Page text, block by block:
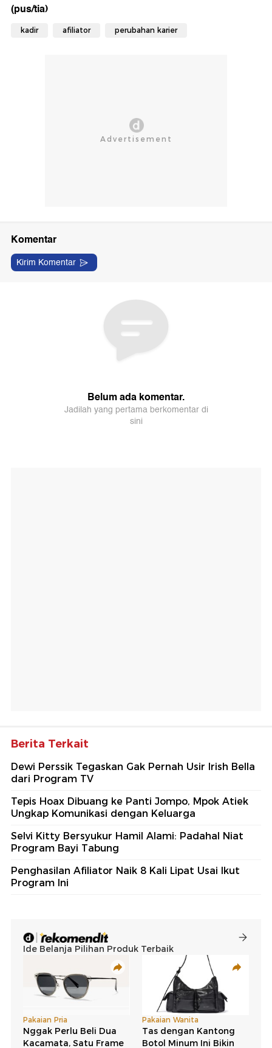
(pus/tia)
kadir afiliator perubahan karier
Berita Terkait
Dewi Perssik Tegaskan Gak Pernah Usir Irish Bella
dari Program TV
Tepis Hoax Dibuang ke Panti Jompo, Mpok Atiek
Ungkap Komunikasi dengan Keluarga
Selvi Kitty Bersyukur Hamil Alami: Padahal Niat
Program Bayi Tabung
Penghasilan Afiliator Naik 8 Kali Lipat Usai Ikut
Program Ini